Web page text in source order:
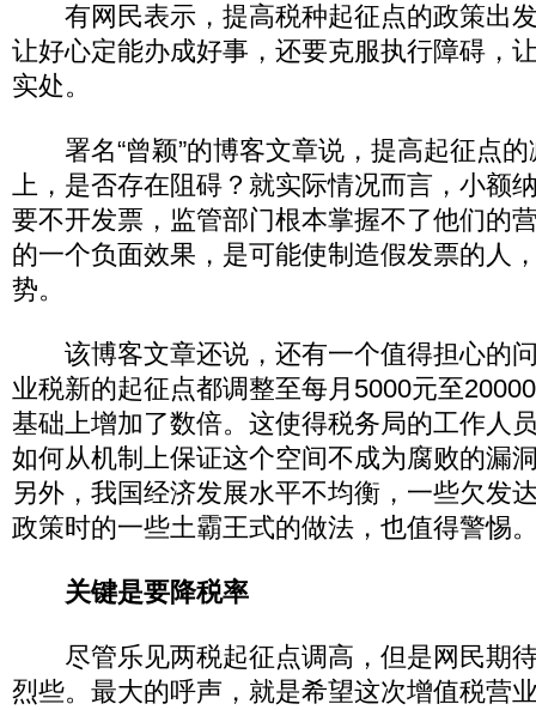
有网民表示，提高税种起征点的政策出
让好心定能办成好事，还要克服执行障碍，
实处。
署名“曾颖”的博客文章说，提高起征点的
上，是否存在阻碍？就实际情况而言，小额
要不开发票，监管部门根本掌握不了他们的
的一个负面效果，是可能使制造假发票的人
势。
该博客文章还说，还有一个值得担心的
业税新的起征点都调整至每月5000元至
基础上增加了数倍。这使得税务局的工作人
如何从机制上保证这个空间不成为腐败的漏
另外，我国经济发展水平不均衡，一些欠发
政策时的一些土霸王式的做法，也值得警惕
关键是要降税率
尽管乐见两税起征点调高，但是网民期待
烈些。最大的呼声，就是希望这次增值税营